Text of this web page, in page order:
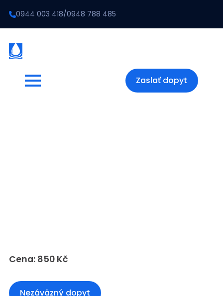
0944 003 418/0948 788 485
Zaslať dopyt
Cena: 850 Kč
Nezáväzný dopyt